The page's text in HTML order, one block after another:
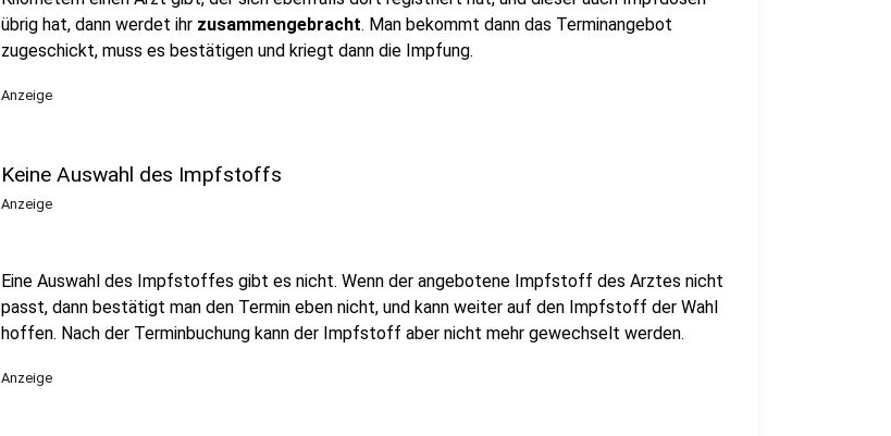
übrig hat, dann werdet ihr zusammengebracht. Man bekommt dann das Terminangebot
zugeschickt, muss es bestätigen und kriegt dann die Impfung.
Anzeige
Keine Auswahl des Impfstoffs
Anzeige
Eine Auswahl des Impfstoffes gibt es nicht. Wenn der angebotene Impfstoff des Arztes nicht
passt, dann bestätigt man den Termin eben nicht, und kann weiter auf den Impfstoff der Wahl
hoffen. Nach der Terminbuchung kann der Impfstoff aber nicht mehr gewechselt werden.
Anzeige